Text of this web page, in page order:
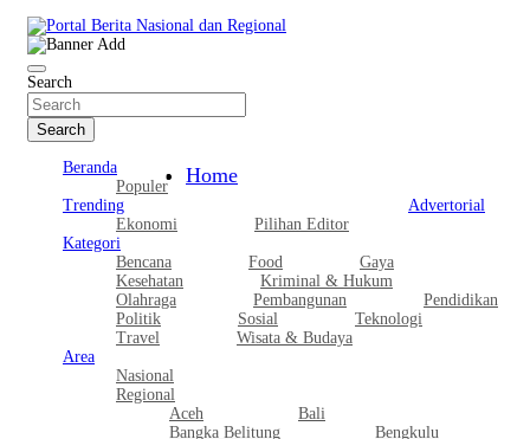
Portal Berita Nasional dan Regional
Search
Search
Beranda
Populer
Trending
Ekonomi
Pilihan Editor
Advertorial
Kategori
Bencana
Food
Gaya
Kesehatan
Kriminal & Hukum
Olahraga
Pembangunan
Pendidikan
Politik
Sosial
Teknologi
Travel
Wisata & Budaya
Area
Nasional
Regional
Aceh
Bali
Bangka Belitung
Bengkulu
Home